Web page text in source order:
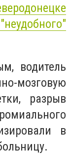
водитель
мозговую
разрыв
в